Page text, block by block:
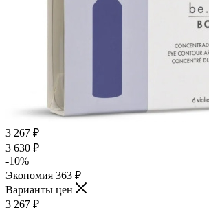
3 267 ₽
3 630 ₽
-10%
Экономия 363 ₽
Варианты цен
3 267 ₽